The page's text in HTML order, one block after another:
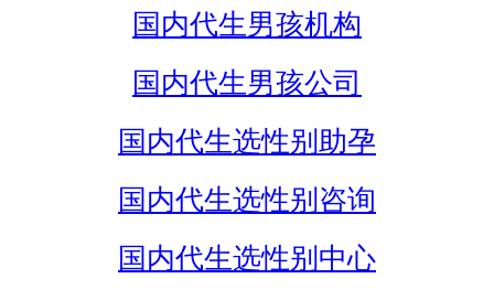
国内代生男孩机构
国内代生男孩公司
国内代生选性别助孕
国内代生选性别咨询
国内代生选性别中心